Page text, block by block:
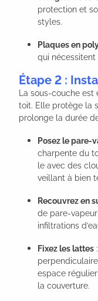
protection et
styles.
Plaques en
qui nécessitent
Étape 2 :
La sous-couche est
toit. Elle protège la
prolonge la durée
Posez le pare-
charpente du
le avec des
veillant à bien
Recouvrez en
de pare-
infiltrations
Fixez les lattes
espace
la couverture.